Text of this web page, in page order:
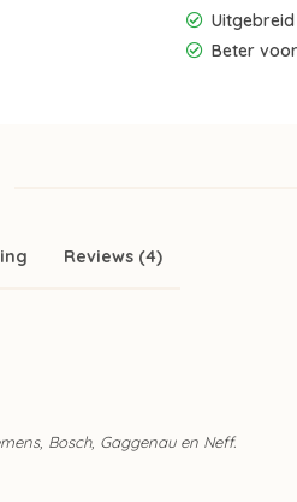
Beter
Reviews (4)
Bosch, Gaggenau en Neff.